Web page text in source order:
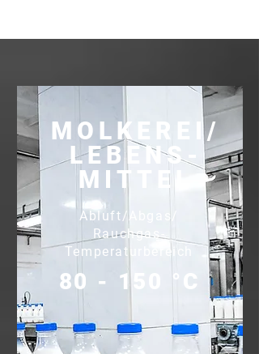
MOLKEREI/
LEBENS-
MITTEL
Abluft/Abgas/
Rauchgas-
Temperaturbereich
80 - 150 °C